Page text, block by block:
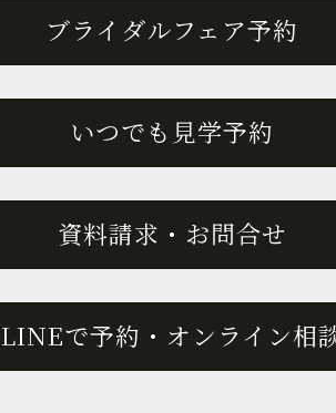
ブライダルフェア予約
いつでも見学予約
資料請求・お問合せ
LINEで予約・オンライン相